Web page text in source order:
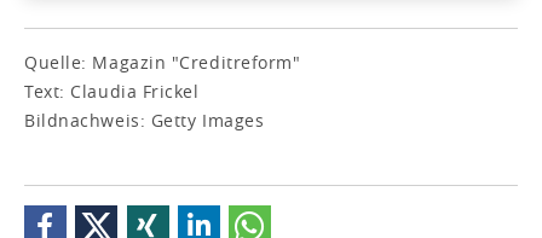
Quelle: Magazin "Creditreform"
Text: Claudia Frickel
Bildnachweis: Getty Images